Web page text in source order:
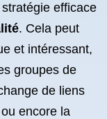
efficace
. Cela peut
et intéressant,
groupes de
de liens
encore la